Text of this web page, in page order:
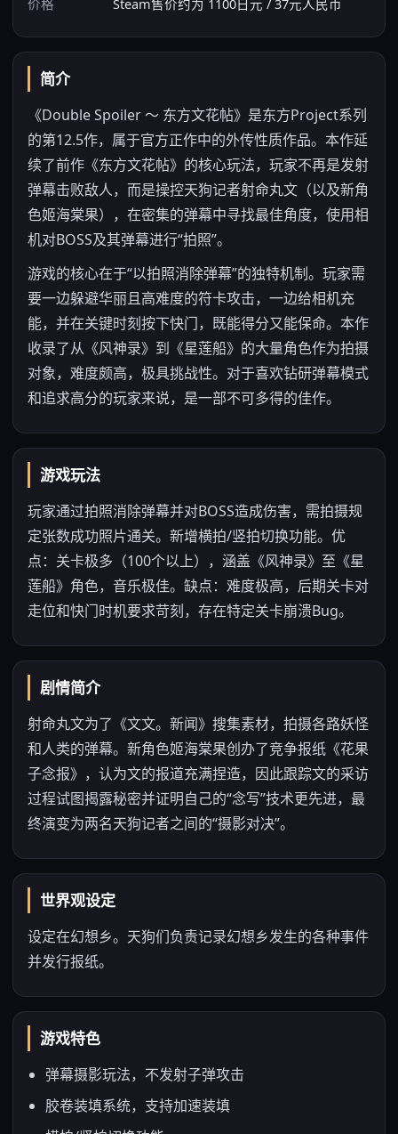
价格 Steam售价约为 1100日元 / 37元人民币
简介
《Double Spoiler ～ 东方文花帖》是东方Project系列
的第12.5作，属于官方正作中的外传性质作品。本作延
续了前作《东方文花帖》的核心玩法，玩家不再是发射
弹幕击败敌人，而是操控天狗记者射命丸文（以及新角
色姬海棠果），在密集的弹幕中寻找最佳角度，使用相
机对BOSS及其弹幕进行“拍照”。
游戏的核心在于“以拍照消除弹幕”的独特机制。玩家需
要一边躲避华丽且高难度的符卡攻击，一边给相机充
能，并在关键时刻按下快门，既能得分又能保命。本作
收录了从《风神录》到《星莲船》的大量角色作为拍摄
对象，难度颇高，极具挑战性。对于喜欢钻研弹幕模式
和追求高分的玩家来说，是一部不可多得的佳作。
游戏玩法
玩家通过拍照消除弹幕并对BOSS造成伤害，需拍摄规
定张数成功照片通关。新增横拍/竖拍切换功能。优
点：关卡极多（100个以上），涵盖《风神录》至《星
莲船》角色，音乐极佳。缺点：难度极高，后期关卡对
走位和快门时机要求苛刻，存在特定关卡崩溃Bug。
剧情简介
射命丸文为了《文文。新闻》搜集素材，拍摄各路妖怪
和人类的弹幕。新角色姬海棠果创办了竞争报纸《花果
子念报》，认为文的报道充满捏造，因此跟踪文的采访
过程试图揭露秘密并证明自己的“念写”技术更先进，最
终演变为两名天狗记者之间的“摄影对决”。
世界观设定
设定在幻想乡。天狗们负责记录幻想乡发生的各种事件
并发行报纸。
游戏特色
弹幕摄影玩法，不发射子弹攻击
胶卷装填系统，支持加速装填